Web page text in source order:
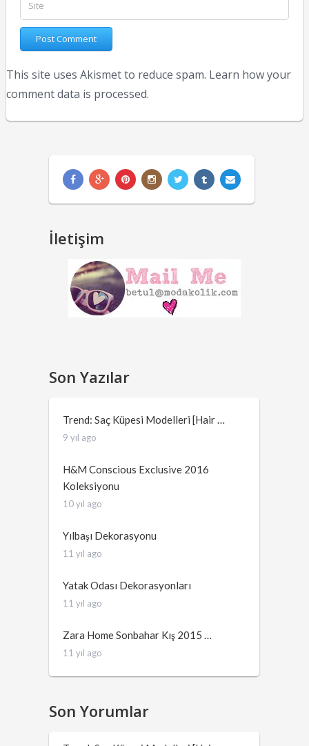
This site uses Akismet to reduce spam. Learn how your
comment data is processed.
İletişim
Son Yazılar
Trend: Saç Küpesi Modelleri [Hair …
9 yıl ago
H&M Conscious Exclusive 2016
Koleksiyonu
10 yıl ago
Yılbaşı Dekorasyonu
11 yıl ago
Yatak Odası Dekorasyonları
11 yıl ago
Zara Home Sonbahar Kış 2015 …
11 yıl ago
Son Yorumlar